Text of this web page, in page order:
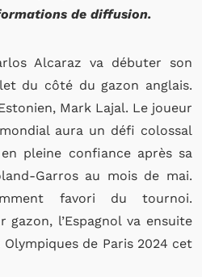
de diffusion.
Alcaraz va débuter son
du côté du gazon anglais.
Mark Lajal. Le joueur
aura un défi colossal
pleine confiance après sa
Garros au mois de mai.
favori du tournoi.
gazon, l’Espagnol va ensuite
de Paris 2024 cet